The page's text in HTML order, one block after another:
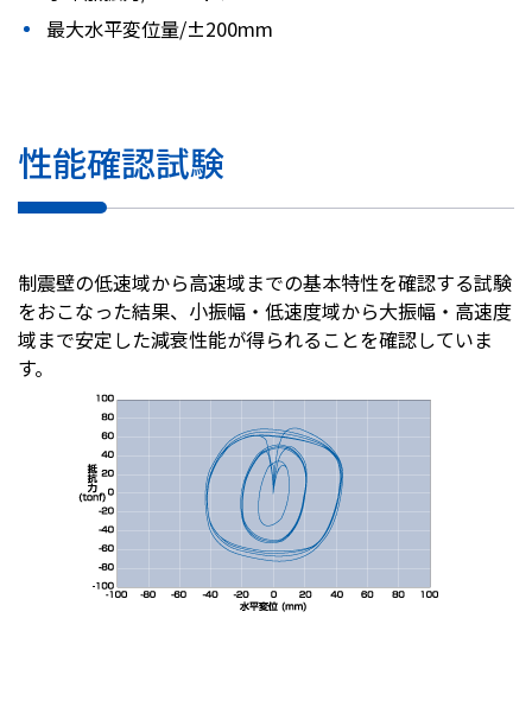
最大水平変位量/±200mm
性能確認試験
制震壁の低速域から高速域までの基本特性を確認する試験
をおこなった結果、小振幅・低速度域から大振幅・高速度
域まで安定した減衰性能が得られることを確認していま
す。